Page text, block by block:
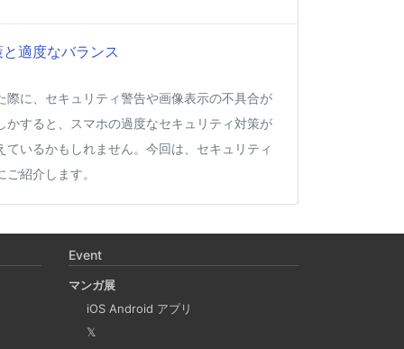
適度なバランス
際に、セキュリティ警告や画像表示の不具合が
かすると、スマホの過度なセキュリティ対策が
いるかもしれません。今回は、セキュリティ
紹介します。
Silicon 上で x86_64 の Docker イメ
desktop やめる)
Event
マンガ展
iOS Android アプリ
𝕏